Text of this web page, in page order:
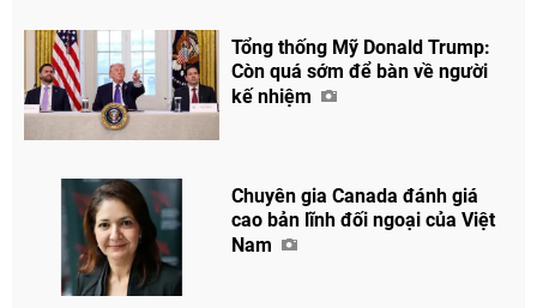
Tổng thống Mỹ Donald Trump:
Còn quá sớm để bàn về người
kế nhiệm
Chuyên gia Canada đánh giá
cao bản lĩnh đối ngoại của Việt
Nam